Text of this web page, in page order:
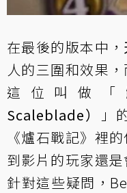
在最後的版本中，
人的三圍和效果
這位叫做「
Scaleblade）
」
《爐石戰記》裡
到影片的玩家還
針對這些疑問，